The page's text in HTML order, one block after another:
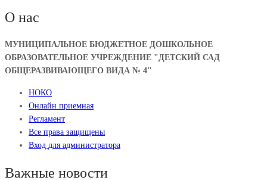
О нас
МУНИЦИПАЛЬНОЕ БЮДЖЕТНОЕ ДОШКОЛЬНОЕ
ОБРАЗОВАТЕЛЬНОЕ УЧРЕЖДЕНИЕ "ДЕТСКИЙ САД
ОБЩЕРАЗВИВАЮЩЕГО ВИДА № 4"
НОКО
Онлайн приемная
Регламент
Все права защищены
Вход для администратора
Важные новости